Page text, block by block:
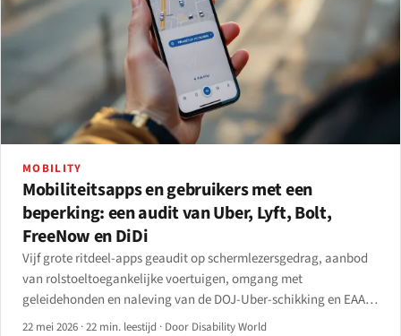
MOBILITY
Mobiliteitsapps en gebruikers met een
beperking: een audit van Uber, Lyft, Bolt,
FreeNow en DiDi
Vijf grote ritdeel-apps geaudit op schermlezersgedrag, aanbod
van rolstoeltoegankelijke voertuigen, omgang met
geleidehonden en naleving van de DOJ-Uber-schikking en EAA-
artikel 4.
22 mei 2026 ·22 min. leestijd · Door Disability World